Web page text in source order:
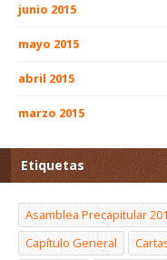
junio 2015
mayo 2015
abril 2015
marzo 2015
Etiquetas
Asamblea Precapitular
Capítulo General